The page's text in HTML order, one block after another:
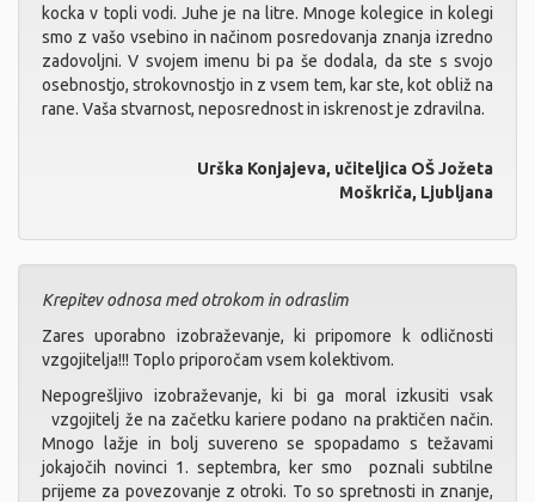
kocka v topli vodi. Juhe je na litre. Mnoge kolegice in kolegi
smo z vašo vsebino in načinom posredovanja znanja izredno
zadovoljni. V svojem imenu bi pa še dodala, da ste s svojo
osebnostjo, strokovnostjo in z vsem tem, kar ste, kot obliž na
rane. Vaša stvarnost, neposrednost in iskrenost je zdravilna.
Urška Konjajeva, učiteljica OŠ Jožeta
Moškriča, Ljubljana
Krepitev odnosa med otrokom in odraslim
Zares uporabno izobraževanje, ki pripomore k odličnosti
vzgojitelja!!! Toplo priporočam vsem kolektivom.
Nepogrešljivo izobraževanje, ki bi ga moral izkusiti vsak
vzgojitelj že na začetku kariere podano na praktičen način.
Mnogo lažje in bolj suvereno se spopadamo s težavami
jokajočih novinci 1. septembra, ker smo poznali subtilne
prijeme za povezovanje z otroki. To so spretnosti in znanje,